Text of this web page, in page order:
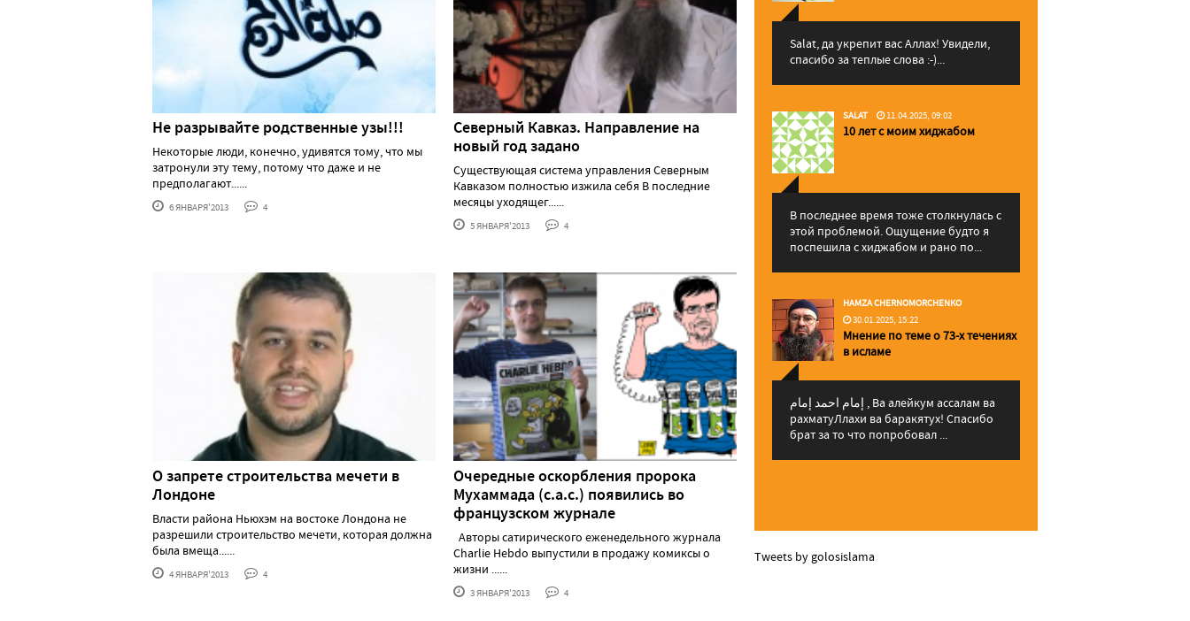
Не разрывайте родственные узы!!!
Некоторые люди, конечно, удивятся тому, что мы
затронули эту тему, потому что даже и не
предполагают......
6 ЯНВАРЯ'2013 4
Северный Кавказ. Направление на
новый год задано
Существующая система управления Северным
Кавказом полностью изжила себя В последние
месяцы уходящег......
5 ЯНВАРЯ'2013 4
О запрете строительства мечети в
Лондоне
Власти района Ньюхэм на востоке Лондона не
разрешили строительство мечети, которая должна
была вмеща......
4 ЯНВАРЯ'2013 4
Очередные оскорбления пророка
Мухаммада (с.а.с.) появились во
французском журнале
Авторы сатирического еженедельного журнала
Charlie Hebdo выпустили в продажу комиксы о
жизни ......
3 ЯНВАРЯ'2013 4
Salat, да укрепит вас Аллаx! Увидели,
спасибо за теплые слова :-)...
SALAT 11.04.2025, 09:02
10 лет с моим хиджабом
В последнее время тоже столкнулась с
этой проблемой. Ощущение будто я
поспешила с хиджабом и рано по...
HAMZA CHERNOMORCHENKO
30.01.2025, 15:22
Мнение по теме о 73-х течениях
в исламе
إمام احمد إمام , Ва алейкум ассалам ва
рахматуЛлахи ва баракятух! Спасибо
брат за то что попробовал ...
Tweets by golosislama